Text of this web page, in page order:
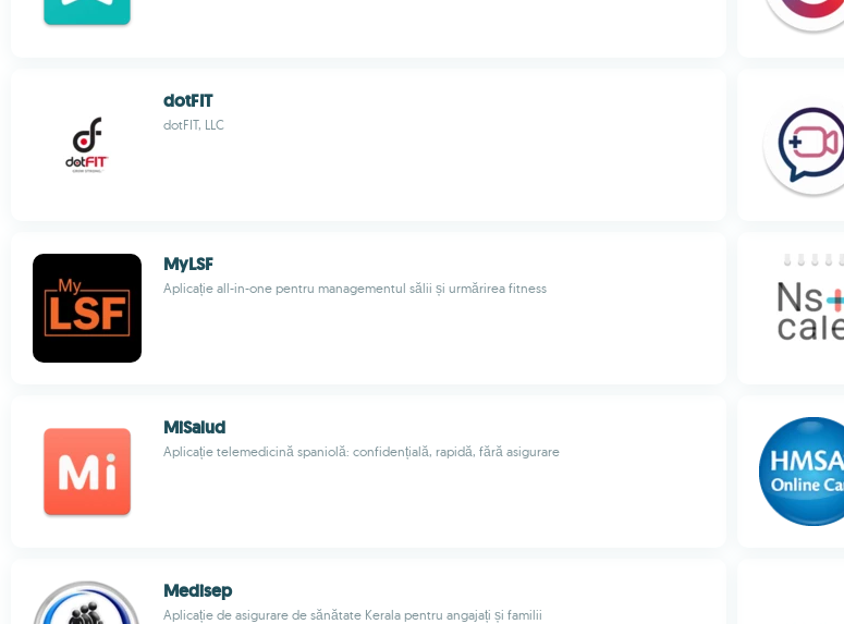
dotFIT
dotFIT, LLC
MyLSF
Aplicație all-in-one pentru managementul sălii și urmărirea fitness
MiSalud
Aplicație telemedicină spaniolă: confidențială, rapidă, fără asigurare
Medisep
Aplicație de asigurare de sănătate Kerala pentru angajați și familii